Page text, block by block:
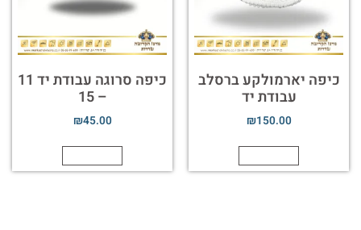
כיפה יארמולקע ברסלב
עבודת יד
₪150.00
כיפה סרוגה עבודת יד 11
– 15
₪45.00